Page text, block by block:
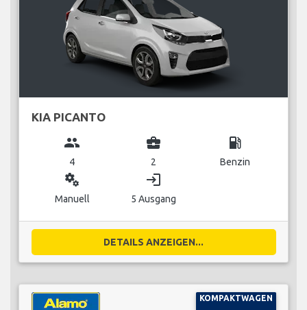
KIA PICANTO
group
4
business_center
2
local_gas_station
Benzin
miscellaneous_services
Manuell
login
5 Ausgang
DETAILS ANZEIGEN...
KOMPAKTWAGEN